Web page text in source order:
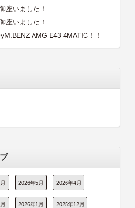
座いました！
座いました！
AMG E43 4MATIC！！
2026年5月 2026年4月
2026年1月 2025年12月